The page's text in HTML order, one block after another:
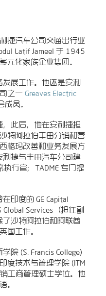
捷汽车公司交通出行业
Latif Jameel 于 1945
元化家族企业集团。
展工作。他还是安利
之一 Greaves Electric
成员。
此后，他在安利捷担
特阿拉伯丰田分销和营
格玛改善和业务发展方
利捷与丰田汽车公司建
执行官；TADME 专门提
印度的 GE Capital
Services（担任副
了沙特阿拉伯和阿联酋
国工作。
院 (S. Francis College)
度技术与管理学院 (ITM
工商管理硕士学位。他
。